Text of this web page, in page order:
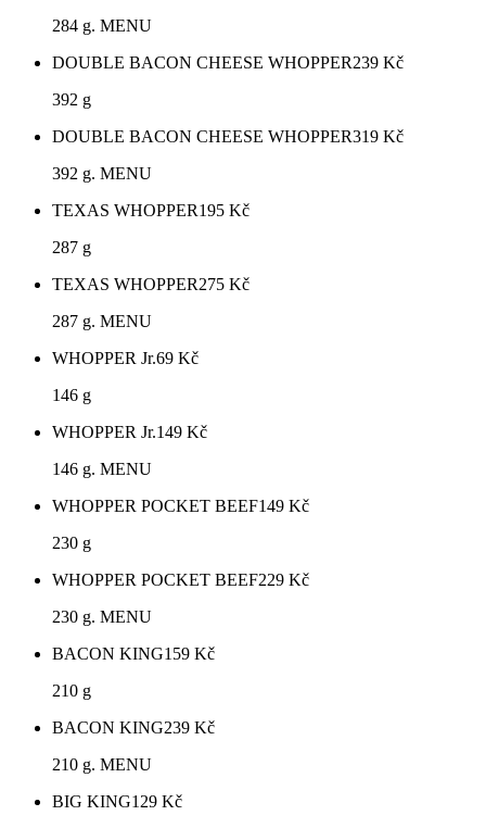
284 g. MENU
DOUBLE BACON CHEESE WHOPPER239 Kč
392 g
DOUBLE BACON CHEESE WHOPPER319 Kč
392 g. MENU
TEXAS WHOPPER195 Kč
287 g
TEXAS WHOPPER275 Kč
287 g. MENU
WHOPPER Jr.69 Kč
146 g
WHOPPER Jr.149 Kč
146 g. MENU
WHOPPER POCKET BEEF149 Kč
230 g
WHOPPER POCKET BEEF229 Kč
230 g. MENU
BACON KING159 Kč
210 g
BACON KING239 Kč
210 g. MENU
BIG KING129 Kč